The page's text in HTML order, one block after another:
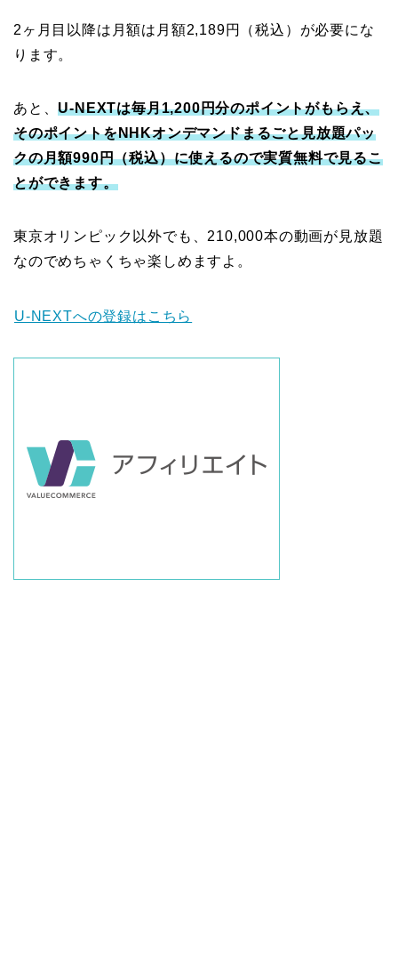
2ヶ月目以降は月額は月額2,189円（税込）が必要にな
ります。
あと、U-NEXTは毎月1,200円分のポイントがもらえ、
そのポイントをNHKオンデマンドまるごと見放題パッ
クの月額990円（税込）に使えるので実質無料で見るこ
とができます。
東京オリンピック以外でも、210,000本の動画が見放題
なのでめちゃくちゃ楽しめますよ。
U-NEXTへの登録はこちら